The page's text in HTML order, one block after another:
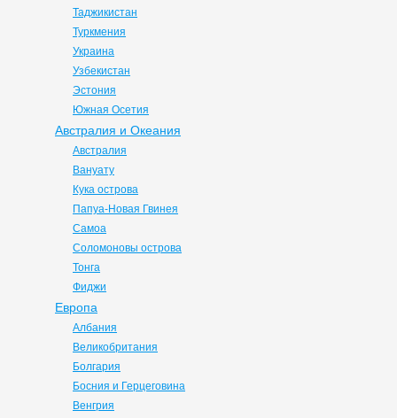
Таджикистан
Туркмения
Украина
Узбекистан
Эстония
Южная Осетия
Австралия и Океания
Австралия
Вануату
Кука острова
Папуа-Новая Гвинея
Самоа
Соломоновы острова
Тонга
Фиджи
Европа
Албания
Великобритания
Болгария
Босния и Герцеговина
Венгрия